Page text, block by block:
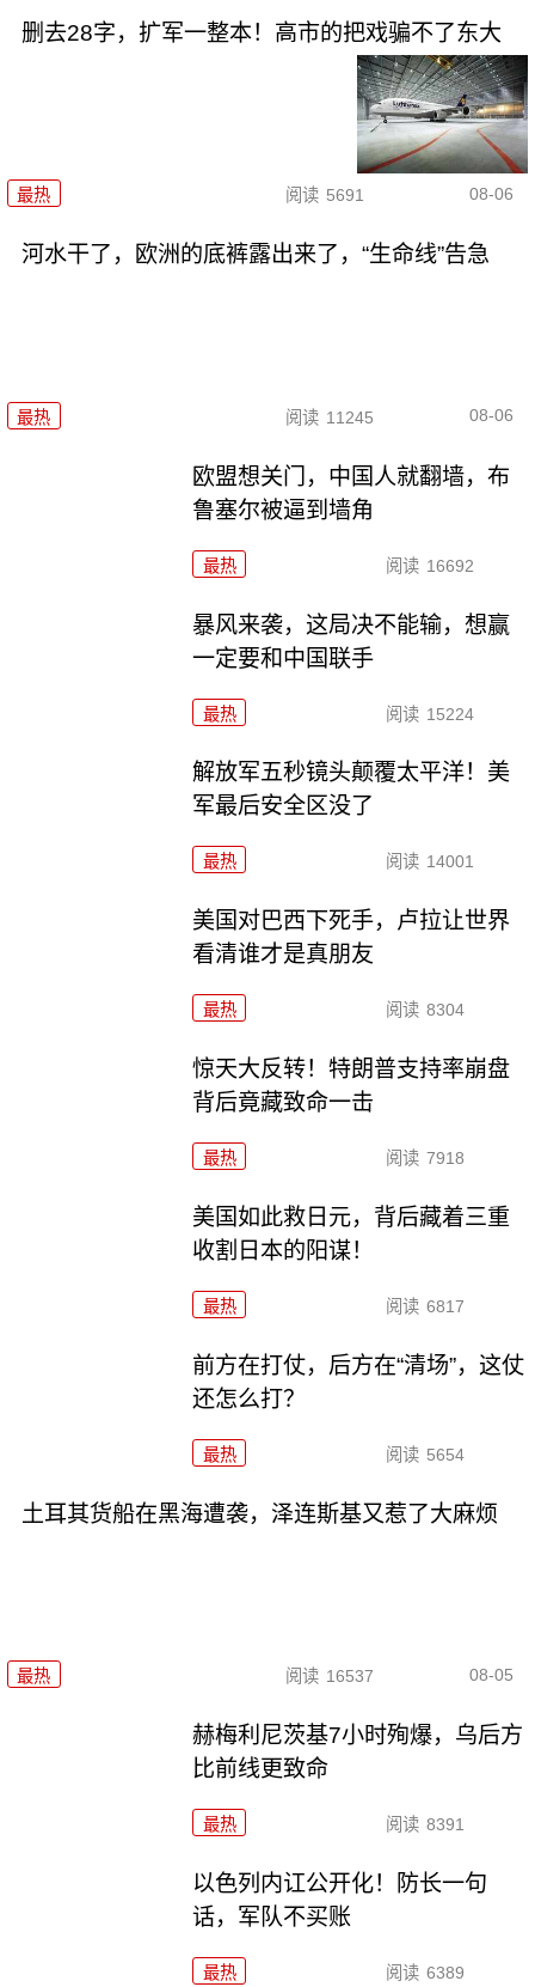
删去28字，扩军一整本！高市的把戏骗不了东大
最热 阅读 5691 08-06
河水干了，欧洲的底裤露出来了，“生命线”告急
最热 阅读 11245 08-06
欧盟想关门，中国人就翻墙，布
鲁塞尔被逼到墙角
最热 阅读 16692
暴风来袭，这局决不能输，想赢
一定要和中国联手
最热 阅读 15224
解放军五秒镜头颠覆太平洋！美
军最后安全区没了
最热 阅读 14001
美国对巴西下死手，卢拉让世界
看清谁才是真朋友
最热 阅读 8304
惊天大反转！特朗普支持率崩盘
背后竟藏致命一击
最热 阅读 7918
美国如此救日元，背后藏着三重
收割日本的阳谋！
最热 阅读 6817
前方在打仗，后方在“清场”，这仗
还怎么打？
最热 阅读 5654
土耳其货船在黑海遭袭，泽连斯基又惹了大麻烦
最热 阅读 16537 08-05
赫梅利尼茨基7小时殉爆，乌后方
比前线更致命
最热 阅读 8391
以色列内讧公开化！防长一句
话，军队不买账
最热 阅读 6389